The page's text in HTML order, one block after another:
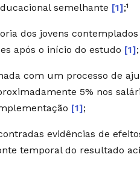
semelhante [1];¹
dos jovens
após o início do estudo [1];
com um processo de
5% nos
[1];
evidências de
temporal do resultado